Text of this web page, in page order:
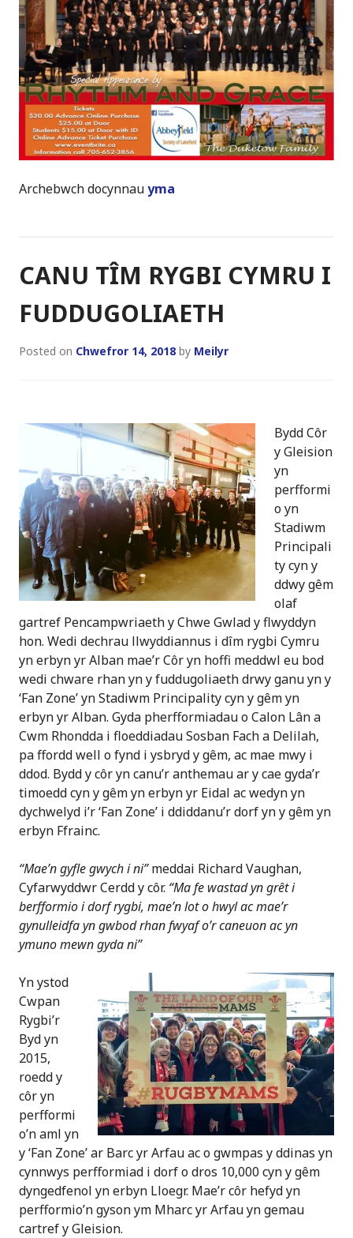
Archebwch docynnauyma
CANU TÎM RYGBI CYMRU I
FUDDUGOLIAETH
Posted on Chwefror 14, 2018by Meilyr
Bydd Côr
y Gleision
yn
perfformi
o yn
Stadiwm
Principali
ty cyn y
ddwy gêm
olaf
gartref Pencampwriaeth y Chwe Gwlad y flwyddyn
hon. Wedi dechrau llwyddiannus i dîm rygbi Cymru
yn erbyn yr Alban mae’r Côr yn hoffi meddwl eu bod
wedi chware rhan yn y fuddugoliaeth drwy ganu yn y
‘Fan Zone’ yn Stadiwm Principality cyn y gêm yn
erbyn yr Alban. Gyda pherfformiadau o Calon Lân a
Cwm Rhondda i floeddiadau Sosban Fach a Delilah,
pa ffordd well o fynd i ysbryd y gêm, ac mae mwy i
ddod. Bydd y côr yn canu’r anthemau ar y cae gyda’r
timoedd cyn y gêm yn erbyn yr Eidal ac wedyn yn
dychwelyd i’r ‘Fan Zone’ i ddiddanu’r dorf yn y gêm yn
erbyn Ffrainc.
“Mae’n gyfle gwych i ni”meddai Richard Vaughan,
Cyfarwyddwr Cerdd y côr. “Ma fe wastad yn grêt i
berfformio i dorf rygbi, mae’n lot o hwyl ac mae’r
gynulleidfa yn gwbod rhan fwyaf o’r caneuon ac yn
ymuno mewn gyda ni”
Yn ystod
Cwpan
Rygbi’r
Byd yn
2015,
roedd y
côr yn
perfformi
o’n aml yn
y ‘Fan Zone’ ar Barc yr Arfau ac o gwmpas y ddinas yn
cynnwys perfformiad i dorf o dros 10,000 cyn y gêm
dyngedfenol yn erbyn Lloegr. Mae’r côr hefyd yn
perfformio’n gyson ym Mharc yr Arfau yn gemau
cartref y Gleision.